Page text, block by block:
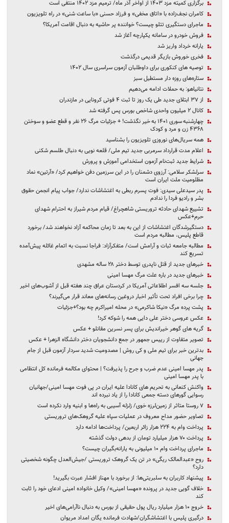
برگزاری کمیته مزد ۱۴۰۳ از اواخر آذر ماه/ ترمیم مزد ۱۴۰۲ منتفی است
کامران نجف‌زاده با «اتاق مخفی» و فرزاد حسنی «با ساعت شنی» در راه تلویزیون
ماجرای دستگیری تتلو چیست؟ خواننده پر حاشیه به دنبال اقامت آمریکا؟
فروش خودرو در سامانه یکپارچه آغاز شد
یارانه خرداد واریز شد
فخری خوروش بازیگر قدیمی درگذشت
توصیه های کنکوری برای داوطلبان آزمون سراسری سال ۱۴۰۲
ستاره‌های روزه دار مستطیل سبز
نتانیاهو: به حملات ادامه می‌دهیم
از ۳۷ ابتلای جدید طی یک روز تا ثبت ۴ فوتی کرونایی در مازندران
کانال ۲ میلیون واحدی شاخص بورس پس گرفته شد
چهارشنبه سوری ۱۴۰۱ به خیر نگذشت! + جزئیات مرگ ۲۶ نفر و قطع عضو و سوختن
۴۳۶۸ زن و مرد و کودک
همه سریال‌های نوروزی تلویزیون را بشناسید
اعلام مدت قرارداد سرمربی جدید تیم ملی/ قلعه نویی به دنبال طلسم شکنی
شرایط جدید ثبت‌نام آزمون استخدامی آموزش و پرورش
سرلشکر سلامی: آرزوی دشمنان را در این سرزمین دفن خواهیم کرد/ «آرتین» نماد
مظلومیت ملت ایران است
پدر سیدعلی سیدی: فوت پسرم ربطی به اغتشاشات ندارد/ جواب پیام‌ انجمن حقوق
بشر و رادیو فردا را ندادم
تشییع شهدای حادثه تروریستی شاهچراغ/ قیام مردم شیراز به احترام شهدای
حرم+عکس
دستگیرشدگان اغتشاشات از این به بعد تا زمان محاکمه آزاد نخواهند شد/ برخورد
قاطع پلیس، مطالبه مردم است
مطالبه جامعه ثبات و آرامش است/ متفکرآزاد: فراجا نسبت به اتمام غائله پیش‌آمده
تسریع کند
خبرهای جدید از قتل ناپدری توسط دختر ۲۸ ساله مشهدی
خبرهای جدید در باره علت مرگ مهسا امینی
جلسه سه افسر اطلاعاتی آمریکا در کردستان عراق چند هفته قبل از آشوب‌های اخیر
چرا برخی افراد تحت تأثیر اخبار دروغین رسانه‌های معاند قرار می‌گیرند؟
پشت پرده مرگ «نیکا شاکرمی» در محله امیراکرم چه بود؟+جزئیات
عکس عروسی دختر علی دایی همه را شوکه کرد!
گریه های گوهر خیراندیش برای پسر نسرین مقانلو + عکس
تصویر متفاوت از رییس جمهور در جمع دانشجویان دختر دانشگاه الزهرا + عکس
بدترین خبر برای تیم ملی و کی روش | مصدومیت شدید سردار آزمون قبل از جام
جهانی
پدر مهسا امینی عدم ضرب و جرح را پذیرفت؟ | محتوای مکالمه فرمانده کل انتظامی
با پدر مهسا امینی
واکنش کنعانی به تحریم های کانادا علیه ایران در پی فوت مهسا امینی/جهانیان
رسوایی گورهای دسته‌ جمعی کانادا را از یاد نبرده‌ اند
۷ روستا متاثر از زمین‌لرزه خوی/ زلزله آسیبی به راه‌ها و ابنیه وارد نکرده است
تصاویر حضور مداح معروف در عملیات سپاه علیه گروهک‌های تروریستی
پرداخت وام به ۲۲۴ هزار زائر اربعین/ پرداخت‌ها ادامه دارد
پرداخت ۷۰ هزار میلیارد تومان از بدهی دولت گذشته
ماجرای پرداخت وام ۱۰ میلیونی به یارانه‌بگیران چیست؟
روح «عبدالمالک ریگی» در تن یک گروهک تروریستی /جیش‌العدل چگونه شخصیتی
دارد؟
پیشنهاد کاربران به سلبریتی‌ها: از برخورد با مهناز افشار عبرت بگیرید!
خلاف گویی جدید در پرونده «مهسا امینی»/ وکیل خانواده امینی ادعای خود را ثابت
کند
خروج ۱۰ هزار میلیارد ریال پول حقیقی‌‌ از بورس به دنبال ناآرامی‌های اخیر‌
درگیری پلیس با اغتشاشگران/شهادت فرمانده یگان امداد مریوان